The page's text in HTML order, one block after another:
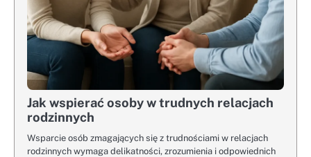
Jak wspierać osoby w trudnych relacjach
rodzinnych
Wsparcie osób zmagających się z trudnościami w relacjach
rodzinnych wymaga delikatności, zrozumienia i odpowiednich